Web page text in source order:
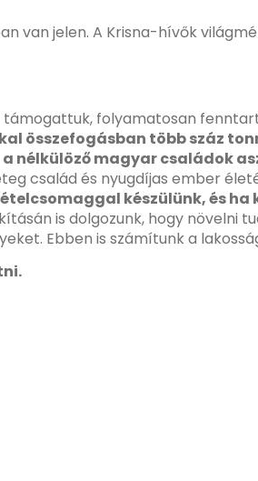
van jelen. A Krisna-hívők
folyamatosan
összefogásban több száz
nélkülöző magyar családok
család és nyugdíjas ember
készülünk, és
is dolgozunk, hogy növelni
Ebben is számítunk a